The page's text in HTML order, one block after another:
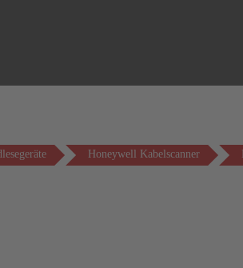
Honeywell Kabelscanner